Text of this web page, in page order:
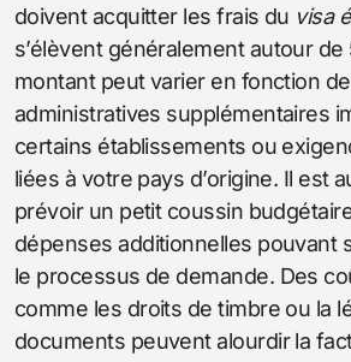
doivent acquitter les frais du visa
s’élèvent généralement autour de
montant peut varier en fonction
administratives supplémentaires
certains établissements ou
liées à votre pays d’origine. Il est
prévoir un petit coussin
dépenses additionnelles pouvant
le processus de demande. Des
comme les droits de timbre ou la
documents peuvent alourdir la